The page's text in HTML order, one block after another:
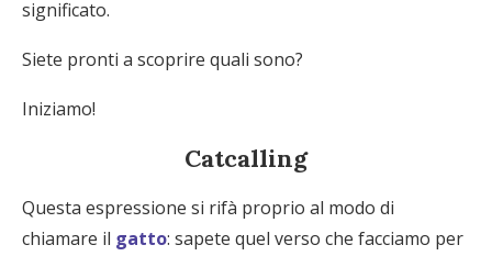
significato.
Siete pronti a scoprire quali sono?
Iniziamo!
Catcalling
Questa espressione si rifà proprio al modo di
chiamare il gatto: sapete quel verso che facciamo per